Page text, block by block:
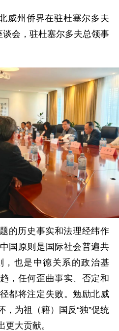
威州侨界在驻杜塞尔多夫
谈会，驻杜塞尔多夫总领事
的历史事实和法理经纬作
国原则是国际社会普遍共
也是中德关系的政治基
，任何歪曲事实、否定和
都将注定失败。勉励北威
，为祖（籍）国反“独”促统
大贡献。